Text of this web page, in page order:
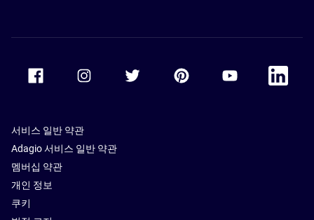
Accor Youtube
Accor
서비스 일반 약관
Adagio 서비스 일반 약관
멤버십 약관
개인 정보
쿠키